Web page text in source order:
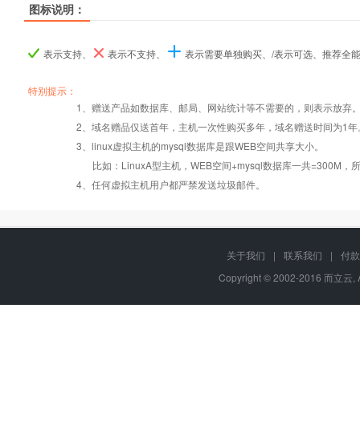
产品名称
Windows2008 Windows2008 Windows2008
版本:5.2.17/
产品名称
错误页面定义
产品名称
数据定期备份
数据自助恢复
图标说明：
表示支持、 表示不支持、 表示需要单独购买、/表示可选、推荐全
特别提示：
1、赠送产品如数据库、邮局、网站统计等不需要的，则表示放弃
2、域名赠品仅送首年，主机一次性购买多年，域名赠送时间为1年
3、linux虚拟主机的mysql数据库是跟WEB空间共享大小。
比如：LinuxA型主机，WEB空间+mysql数据库一共=300M，
4、任何虚拟主机用户都严禁发送垃圾邮件。
关于我们 | 联系我们 |
付
Copyright © 2002-2016 而立云